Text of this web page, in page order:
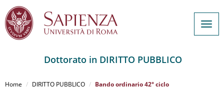
al
Dottorato in DIRITTO PUBBLICO
Home DIRITTO PUBBLICO Bando ordinario 42° ciclo